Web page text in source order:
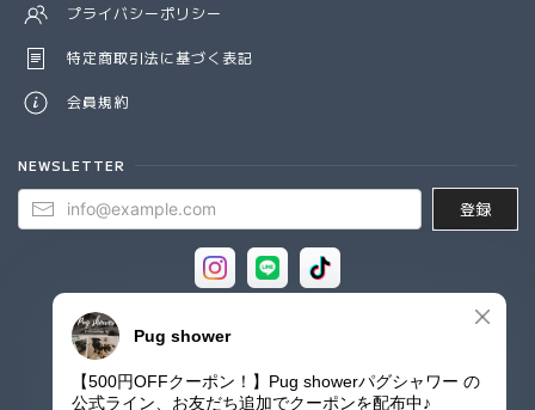
プライバシーポリシー
特定商取引法に基づく表記
会員規約
NEWSLETTER
登録
© Pug shower - パグシャワー パグ雑貨専門店